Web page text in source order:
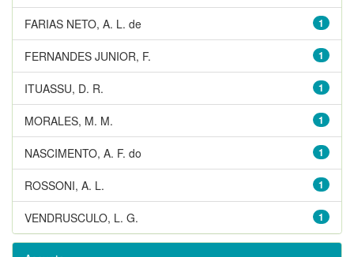
1
FARIAS NETO, A. L. de
1
FERNANDES JUNIOR, F.
1
ITUASSU, D. R.
1
MORALES, M. M.
1
NASCIMENTO, A. F. do
1
ROSSONI, A. L.
1
VENDRUSCULO, L. G.